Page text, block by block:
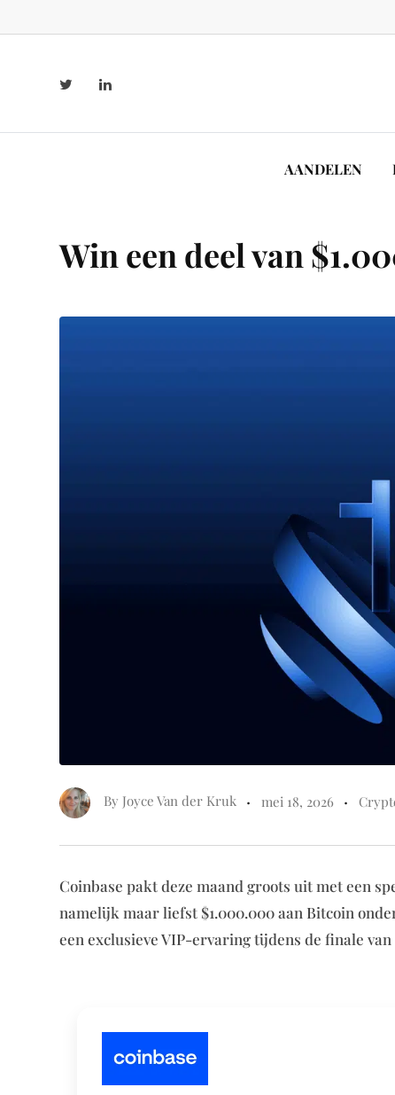
AANDELEN
Win een deel van
By Joyce Van der Kruk mei 18, 2026
Coinbase pakt deze maand groots uit met een
namelijk maar liefst $1.000.000 aan Bitcoin
een exclusieve VIP-ervaring tijdens de finale van